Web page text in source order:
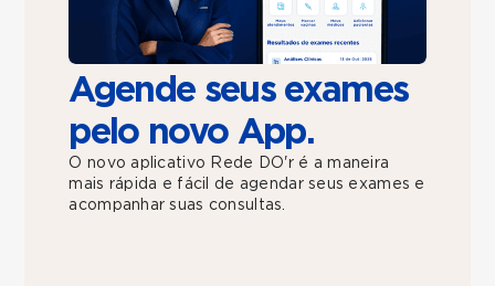
Agende seus exames
pelo novo App.
O novo aplicativo Rede DO'r é a maneira
mais rápida e fácil de agendar seus exames e
acompanhar suas consultas.